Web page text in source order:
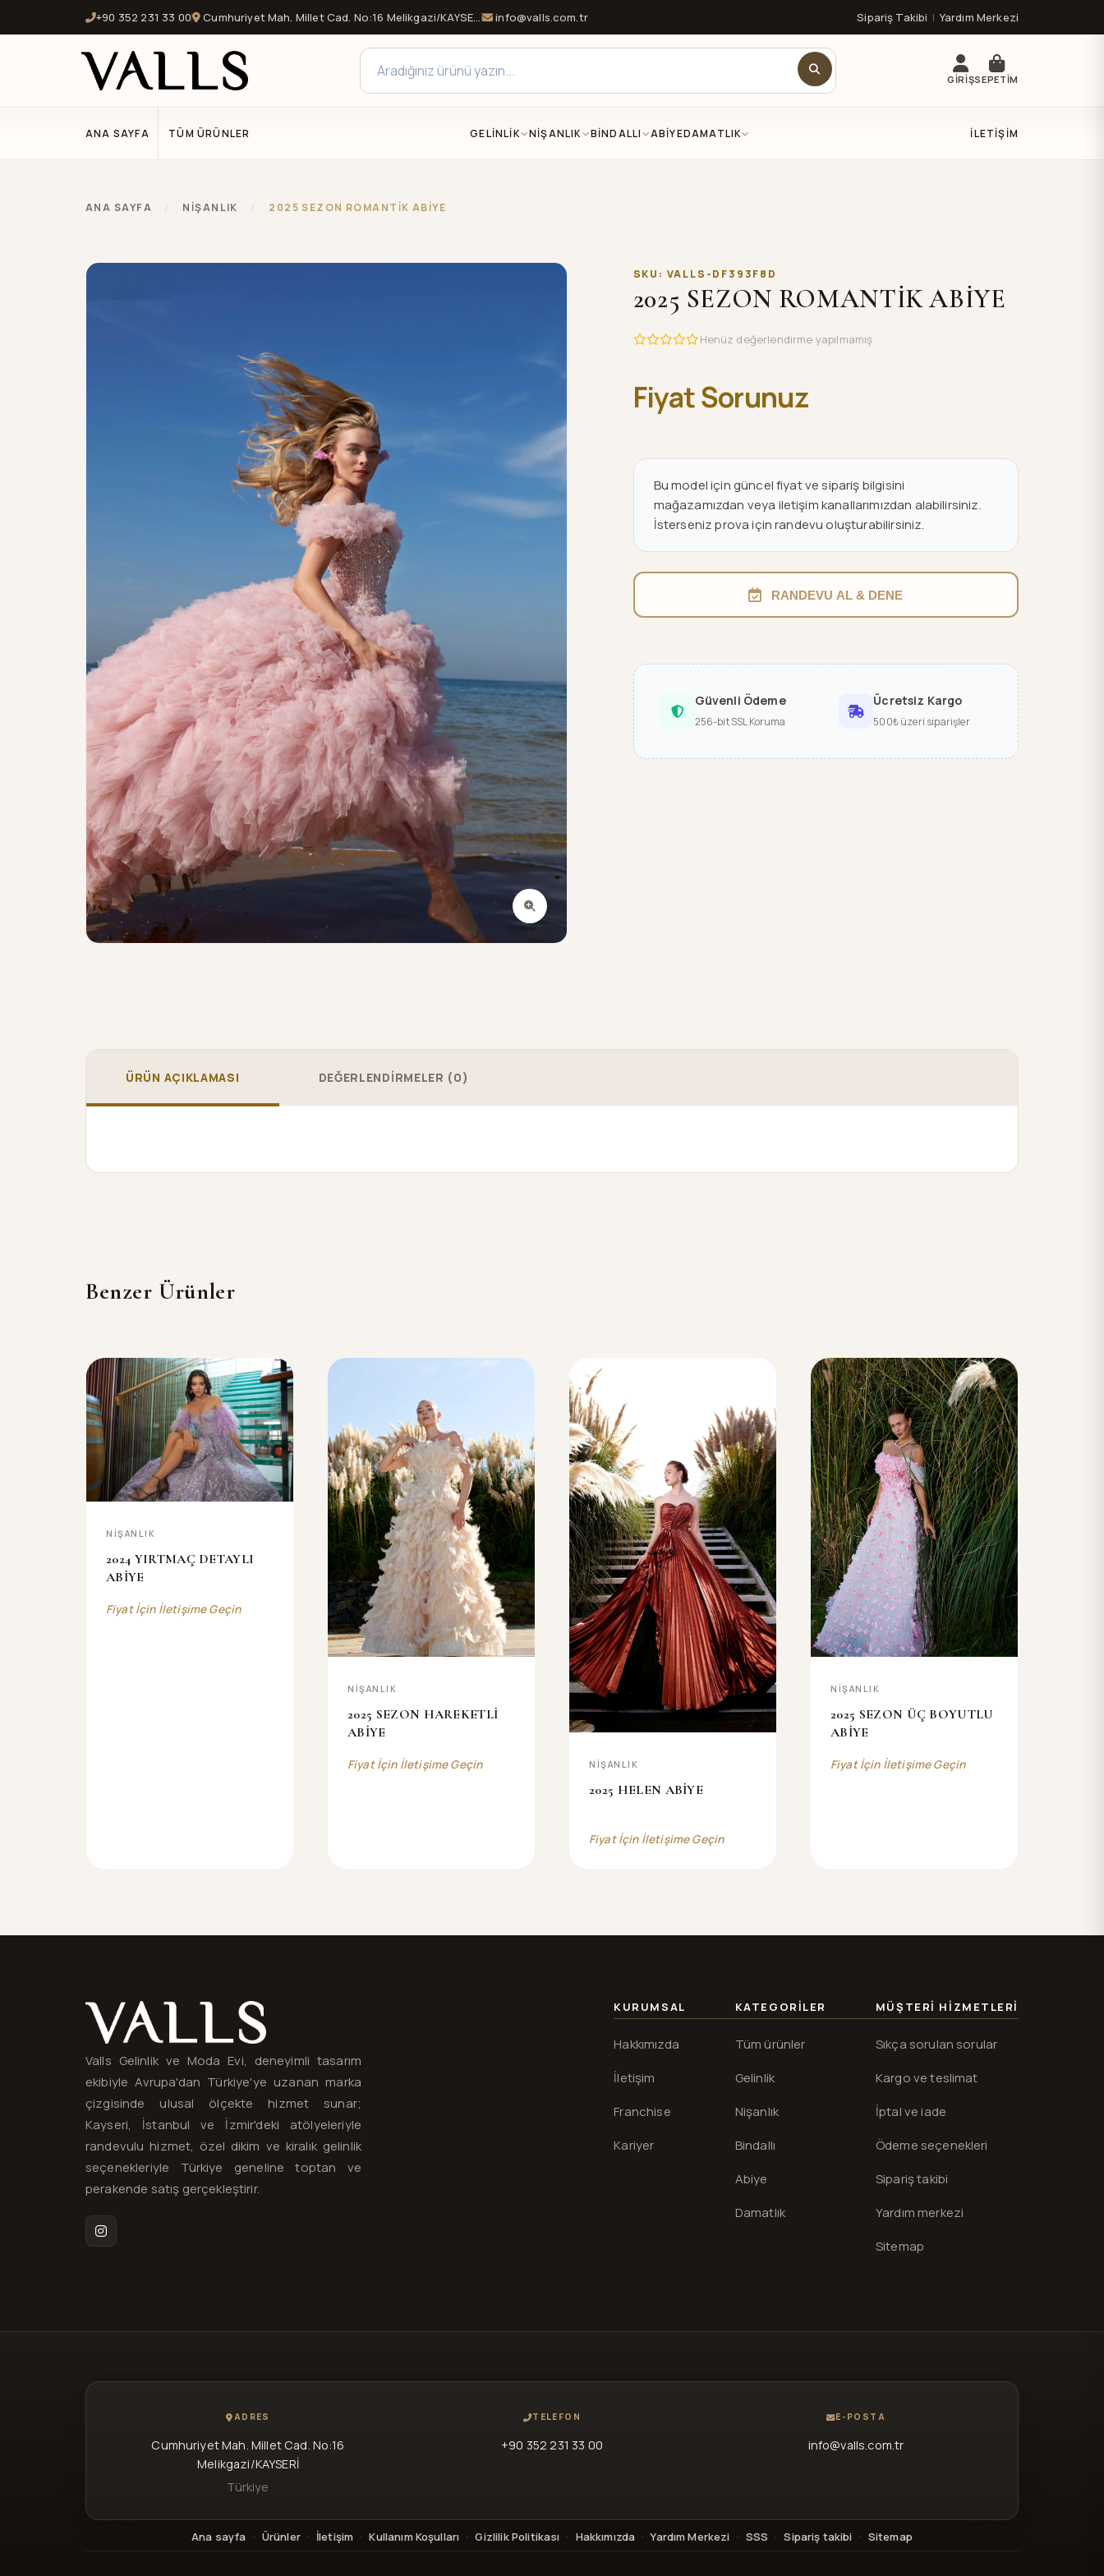
+90 352 231 33 00 Cumhuriyet Mah. Millet Cad. No:16 Melikgazi/KAYSERİ info@valls.com.tr Sipariş Takibi | Yardım Merkezi
GİRİŞSEPETİM
ANA SAYFA TÜM ÜRÜNLER GELİNLİK NİŞANLIK BİNDALLI ABİYEDAMATLIK İLETIŞIM
ANA SAYFA NİŞANLIK 2025 SEZON ROMANTİK ABİYE
SKU: VALLS-DF393F8D
2025 SEZON ROMANTİK ABİYE
Henüz değerlendirme yapılmamış
Fiyat Sorunuz
Bu model için güncel fiyat ve sipariş bilgisini
mağazamızdan veya iletişim kanallarımızdan alabilirsiniz.
İsterseniz prova için randevu oluşturabilirsiniz.
RANDEVU AL & DENE
Güvenli Ödeme
256-bit SSL Koruma
Ücretsiz Kargo
500₺ üzeri siparişler
ÜRÜN AÇIKLAMASI DEĞERLENDİRMELER (0)
Benzer Ürünler
NİŞANLIK
2024 YIRTMAÇ DETAYLI
ABİYE
Fiyat İçin İletişime Geçin
NİŞANLIK
2025 SEZON HAREKETLİ
ABİYE
Fiyat İçin İletişime Geçin NİŞANLIK
2025 HELEN ABİYE
Fiyat İçin İletişime Geçin
NİŞANLIK
2025 SEZON ÜÇ BOYUTLU
ABİYE
Fiyat İçin İletişime Geçin
Valls® — site haritası ve iletişim
Valls Gelinlik ve Moda Evi, deneyimli tasarım
ekibiyle Avrupa'dan Türkiye'ye uzanan marka
çizgisinde ulusal ölçekte hizmet sunar;
Kayseri, İstanbul ve İzmir'deki atölyeleriyle
randevulu hizmet, özel dikim ve kiralık gelinlik
seçenekleriyle Türkiye geneline toptan ve
perakende satış gerçekleştirir.
Instagram
KURUMSAL
Hakkımızda
İletişim
Franchise
Kariyer
KATEGORILER
Tüm ürünler
Gelinlik
Nişanlık
Bindallı
Abiye
Damatlık
MÜŞTERI HIZMETLERI
Sıkça sorulan sorular
Kargo ve teslimat
İptal ve iade
Ödeme seçenekleri
Sipariş takibi
Yardım merkezi
Sitemap
ADRES
Cumhuriyet Mah. Millet Cad. No:16
Melikgazi/KAYSERİ
Türkiye
TELEFON
+90 352 231 33 00
E-POSTA
info@valls.com.tr
Ana sayfa · Ürünler · İletişim · Kullanım Koşulları · Gizlilik Politikası · Hakkımızda · Yardım Merkezi · SSS · Sipariş takibi · Sitemap